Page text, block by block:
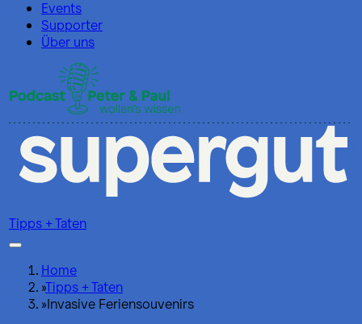
Events
Supporter
Über uns
Tipps + Taten
Home
»Tipps + Taten
»Invasive Feriensouvenirs